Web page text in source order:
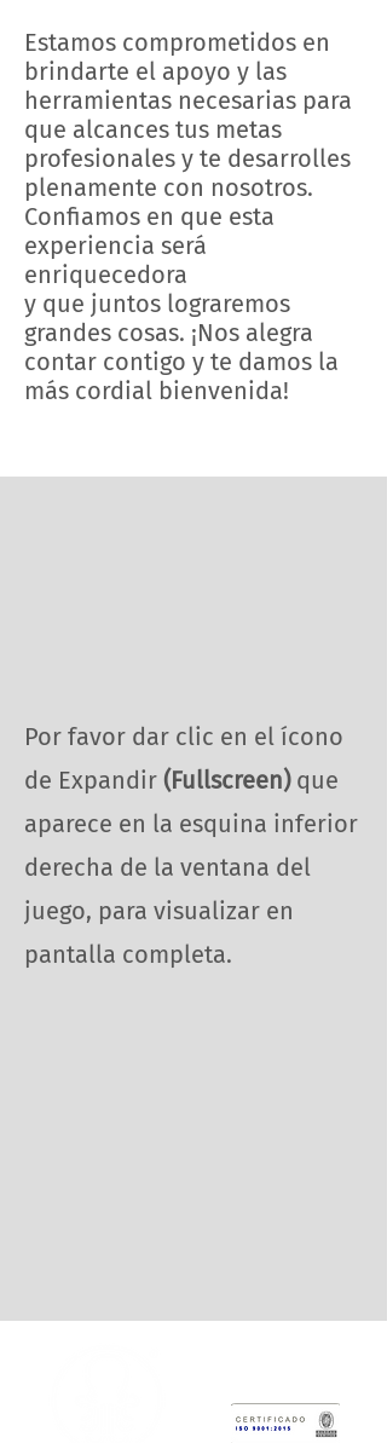
Estamos comprometidos en
brindarte el apoyo y las
herramientas necesarias para
que alcances tus metas
profesionales y te desarrolles
plenamente con nosotros.
Confiamos en que esta
experiencia será
enriquecedora
y que juntos lograremos
grandes cosas. ¡Nos alegra
contar contigo y te damos la
más cordial bienvenida!
Por favor dar clic en el ícono
de Expandir (Fullscreen)que
aparece en la esquina inferior
derecha de la ventana del
juego, para visualizar en
pantalla completa.